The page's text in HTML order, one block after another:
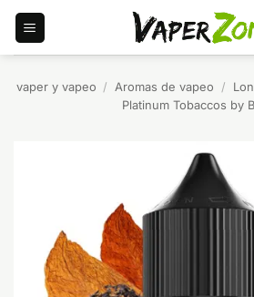
Saltar
contenido
vaper y vapeo / Aromas de vapeo /
Platinum Tobaccos by